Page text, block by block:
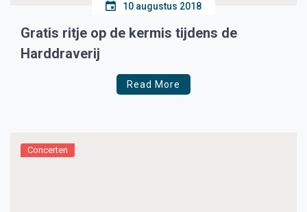
10 augustus 2018
Gratis ritje op de kermis tijdens de
Harddraverij
Read More
Concerten